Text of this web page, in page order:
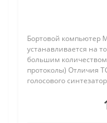
Бортовой компьютер
устанавливается на
большим
протоколы) Отличия
голосового